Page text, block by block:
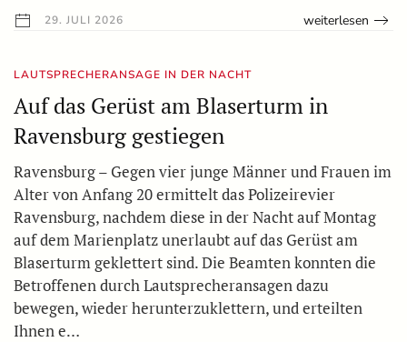
29. JULI 2026 weiterlesen
LAUTSPRECHERANSAGE IN DER NACHT
Auf das Gerüst am Blaserturm in
Ravensburg gestiegen
Ravensburg – Gegen vier junge Männer und Frauen im
Alter von Anfang 20 ermittelt das Polizeirevier
Ravensburg, nachdem diese in der Nacht auf Montag
auf dem Marienplatz unerlaubt auf das Gerüst am
Blaserturm geklettert sind. Die Beamten konnten die
Betroffenen durch Lautsprecheransagen dazu
bewegen, wieder herunterzuklettern, und erteilten
Ihnen e…